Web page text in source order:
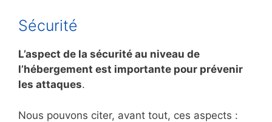
Sécurité
L’aspect de la sécurité au niveau de
l’hébergement est importante pour prévenir
les attaques.
Nous pouvons citer, avant tout, ces aspects :